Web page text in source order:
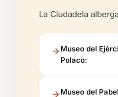
La Ciudadela
Museo del
Polaco:
Museo del